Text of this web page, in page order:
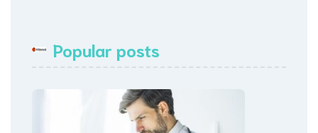
Popular posts